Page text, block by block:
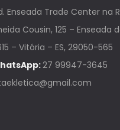
Enseada Trade Center na
Cousin, 125 – Enseada
– Vitória – ES, 29050-565
27 99947-3645